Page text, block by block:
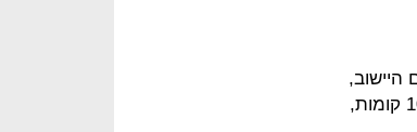
בסמוך לכביש 310, עם 2,400 יחידות דיור שייבנו במבני מגורים בני 10-3 קומות,